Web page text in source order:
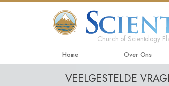
Church of Scientology
Home Over Ons
VEELGESTELDE